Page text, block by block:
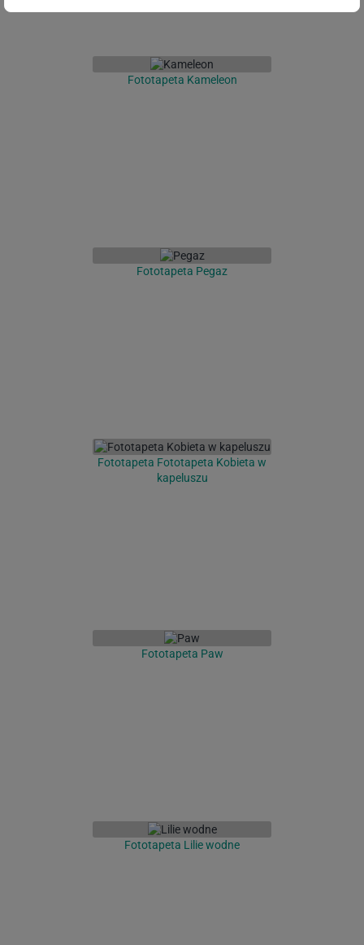
Fototapeta Kameleon
Fototapeta Pegaz
Fototapeta Fototapeta Kobieta w
kapeluszu
Fototapeta Paw
Fototapeta Lilie wodne